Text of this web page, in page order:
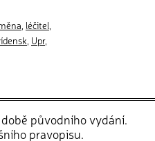
léčitel
Upr,
původního vydání.
pravopisu.